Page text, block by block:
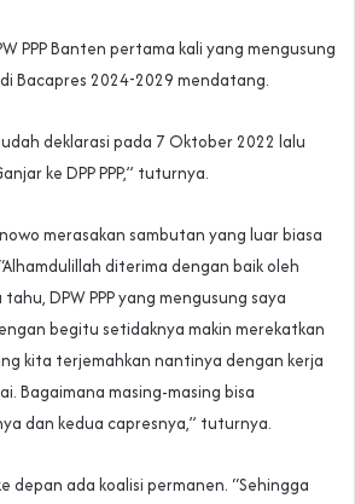
PPP Banten pertama kali yang mengusung
Bacapres 2024-2029 mendatang.
deklarasi pada 7 Oktober 2022 lalu
ke DPP PPP,” tuturnya.
merasakan sambutan yang luar biasa
diterima dengan baik oleh
tahu, DPW PPP yang mengusung saya
begitu setidaknya makin merekatkan
kita terjemahkan nantinya dengan kerja
Bagaimana masing-masing bisa
dan kedua capresnya,” tuturnya.
depan ada koalisi permanen. “Sehingga